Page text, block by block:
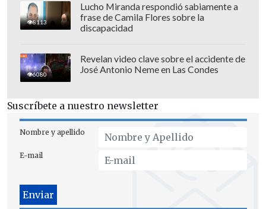
8113
Lucho Miranda respondió sabiamente a
frase de Camila Flores sobre la
discapacidad
6080
Revelan video clave sobre el accidente de
José Antonio Neme en Las Condes
Suscríbete a nuestro newsletter
Nombre y apellido
E-mail